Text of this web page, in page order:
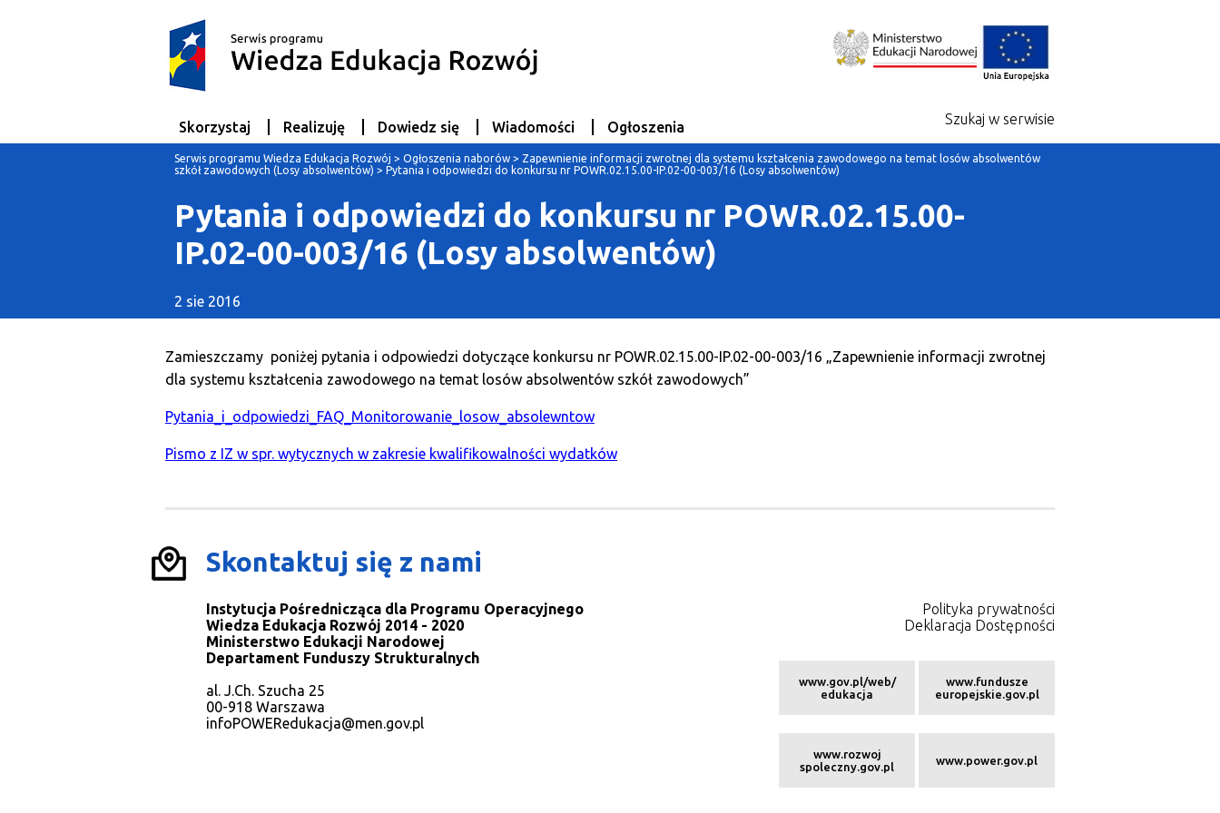
Skorzystaj Realizuję Dowiedz się Wiadomości Ogłoszenia Szukaj w serwisie
Serwis programu Wiedza Edukacja Rozwój > Ogłoszenia naborów > Zapewnienie informacji zwrotnej dla systemu kształcenia zawodowego na temat losów absolwentów
szkół zawodowych (Losy absolwentów) > Pytania i odpowiedzi do konkursu nr POWR.02.15.00-IP.02-00-003/16 (Losy absolwentów)
Pytania i odpowiedzi do konkursu nr POWR.02.15.00-
IP.02-00-003/16 (Losy absolwentów)
2 sie 2016
Zamieszczamy poniżej pytania i odpowiedzi dotyczące konkursu nr POWR.02.15.00-IP.02-00-003/16 „Zapewnienie informacji zwrotnej
dla systemu kształcenia zawodowego na temat losów absolwentów szkół zawodowych”
Pytania_i_odpowiedzi_FAQ_Monitorowanie_losow_absolewntow
Pismo z IZ w spr. wytycznych w zakresie kwalifikowalności wydatków
Skontaktuj się z nami
Instytucja Pośrednicząca dla Programu Operacyjnego
Wiedza Edukacja Rozwój 2014 - 2020
Ministerstwo Edukacji Narodowej
Departament Funduszy Strukturalnych
al. J.Ch. Szucha 25
00-918 Warszawa
infoPOWERedukacja@men.gov.pl
Polityka prywatności
Deklaracja Dostępności
www.gov.pl/web/
edukacja
www.fundusze
europejskie.gov.pl
www.rozwoj
spoleczny.gov.pl
www.power.gov.pl